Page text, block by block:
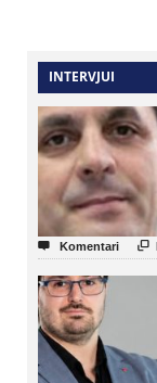
INTERVJUI
 Komentari 